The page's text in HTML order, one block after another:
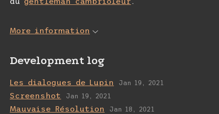
More information
Development log
Les dialogues de Lupin Jan 19, 2021
Screenshot Jan 19, 2021
Mauvaise Résolution Jan 18, 2021